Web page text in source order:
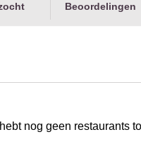
Beoordelingen
nog geen restaurants